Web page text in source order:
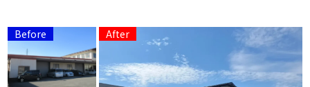
ヨネヤがお客様から選ばれる10の
理由
リフォームローン